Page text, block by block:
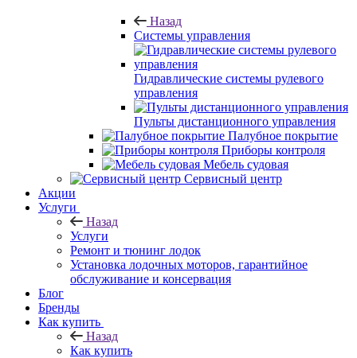
Назад
Системы управления
Гидравлические системы рулевого
управления
Пульты дистанционного управления
Палубное покрытие
Приборы контроля
Мебель судовая
Сервисный центр
Акции
Услуги
Назад
Услуги
Ремонт и тюнинг лодок
Установка лодочных моторов, гарантийное
обслуживание и консервация
Блог
Бренды
Как купить
Назад
Как купить